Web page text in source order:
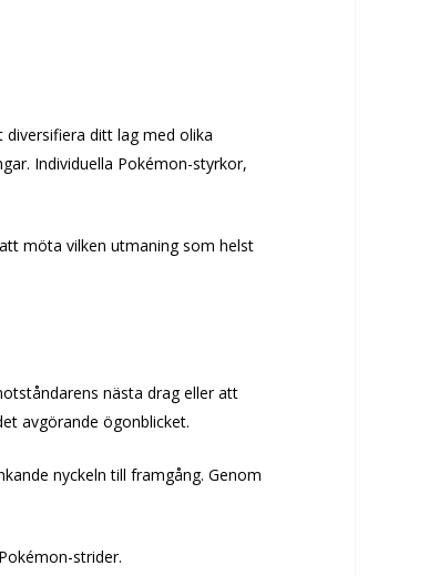
ditt lag med olika
Individuella Pokémon-styrkor,
möta vilken utmaning som helst
nästa drag eller att
avgörande ögonblicket.
nyckeln till framgång. Genom
strider.